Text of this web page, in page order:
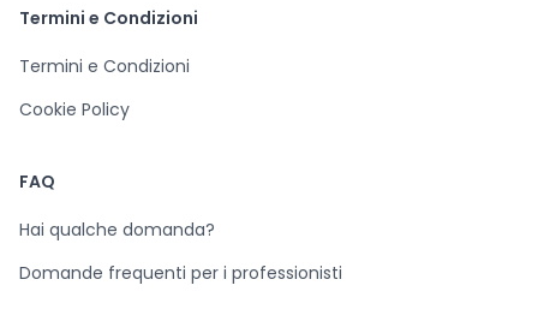
Termini e Condizioni
Termini e Condizioni
Cookie Policy
FAQ
Hai qualche domanda?
Domande frequenti per i professionisti